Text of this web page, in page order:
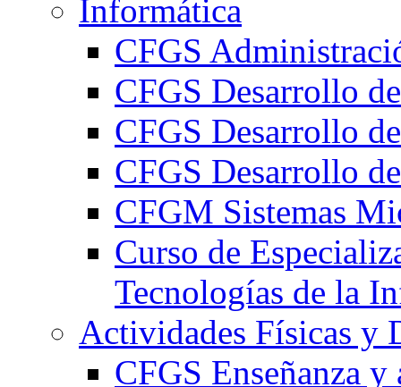
Informática
CFGS
CFGS Desarrollo
CFGS Desarrollo
CFGS Desarrollo
CFGM Sistemas
Curso de
Tecnologías de la
Actividades Físicas y
CFGS Enseñanza